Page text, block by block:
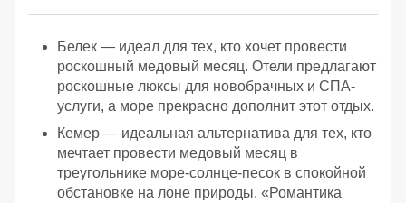
Белек — идеал для тех, кто хочет провести
роскошный медовый месяц. Отели предлагают
роскошные люксы для новобрачных и СПА-
услуги, а море прекрасно дополнит этот отдых.
Кемер — идеальная альтернатива для тех, кто
мечтает провести медовый месяц в
треугольнике море-солнце-песок в спокойной
обстановке на лоне природы. «Романтика